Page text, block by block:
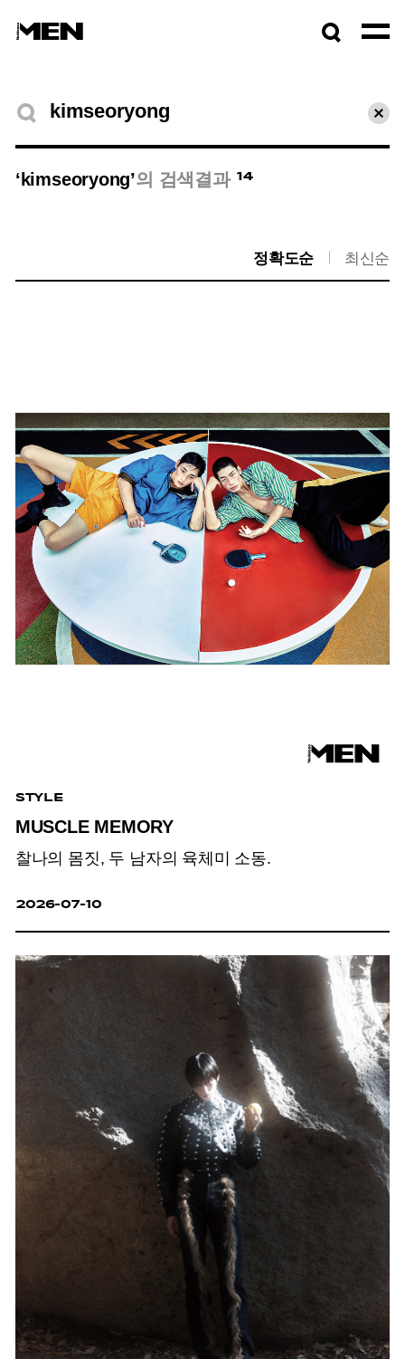
검색결과
초기
‘kimseoryong’의 검색결과 14
정확도순 최신순
STYLE
MUSCLE MEMORY
찰나의 몸짓, 두 남자의 육체미 소동.
2026-07-10